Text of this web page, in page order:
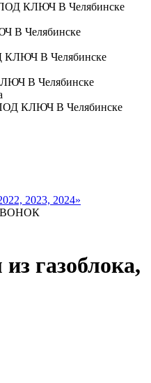
КЛЮЧ В Челябинске
В Челябинске
В Челябинске
В Челябинске
КЛЮЧ В Челябинске
2023, 2024»
газоблока,